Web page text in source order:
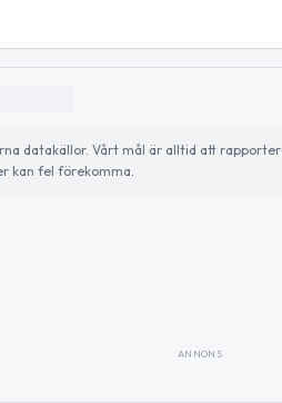
datakällor. Vårt mål är alltid att
kan fel förekomma.
ANNONS